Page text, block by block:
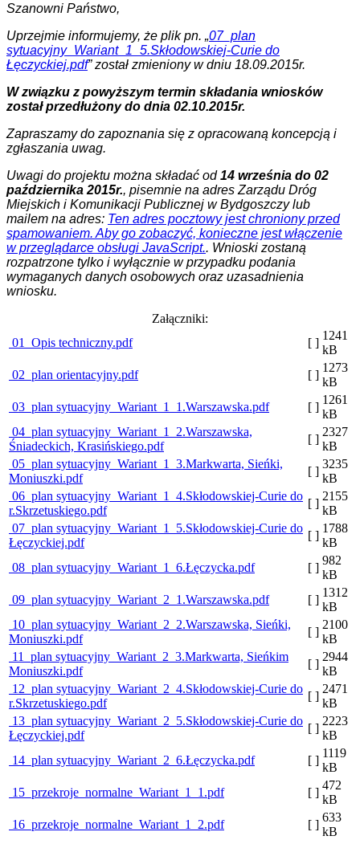
Szanowni Państwo,
Uprzejmie informujemy, że plik pn. „07_plan
sytuacyjny_Wariant_1_5.Skłodowskiej-Curie do
Łęczyckiej.pdf” został zmieniony w dniu 18.09.2015r.
W związku z powyższym termin składania wniosków
został przedłużony do dnia 02.10.2015r.
Zapraszamy do zapoznania się z opracowaną koncepcją i
zgłaszania uwag.
Uwagi do projektu można składać od14 września do 02
października 2015r., pisemnie na adres Zarządu Dróg
Miejskich i Komunikacji Publicznej w Bydgoszczy lub
mailem na adres: Ten adres pocztowy jest chroniony przed
spamowaniem. Aby go zobaczyć, konieczne jest włączenie
w przeglądarce obsługi JavaScript.. Wnioski zostaną
rozpatrzone tylko i wyłącznie w przypadku podania
wymaganych danych osobowych oraz uzasadnienia
wniosku.
Załączniki:
01_Opis techniczny.pdf
[ ]
1241
kB
02_plan orientacyjny.pdf
[ ]
1273
kB
03_plan sytuacyjny_Wariant_1_1.Warszawska.pdf
[ ]
1261
kB
04_plan sytuacyjny_Wariant_1_2.Warszawska,
Śniadeckich, Krasińskiego.pdf
[ ]
2327
kB
05_plan sytuacyjny_Wariant_1_3.Markwarta, Sieńki,
Moniuszki.pdf
[ ]
3235
kB
06_plan sytuacyjny_Wariant_1_4.Skłodowskiej-Curie do
r.Skrzetuskiego.pdf
[ ]
2155
kB
07_plan sytuacyjny_Wariant_1_5.Skłodowskiej-Curie do
Łęczyckiej.pdf
[ ]
1788
kB
08_plan sytuacyjny_Wariant_1_6.Łęczycka.pdf
[ ]
982
kB
09_plan sytuacyjny_Wariant_2_1.Warszawska.pdf
[ ]
1312
kB
10_plan sytuacyjny_Wariant_2_2.Warszawska, Sieńki,
Moniuszki.pdf
[ ]
2100
kB
11_plan sytuacyjny_Wariant_2_3.Markwarta, Sieńkim
Moniuszki.pdf
[ ]
2944
kB
12_plan sytuacyjny_Wariant_2_4.Skłodowskiej-Curie do
r.Skrzetuskiego.pdf
[ ]
2471
kB
13_plan sytuacyjny_Wariant_2_5.Skłodowskiej-Curie do
Łęczyckiej.pdf
[ ]
2223
kB
14_plan sytuacyjny_Wariant_2_6.Łęczycka.pdf
[ ]
1119
kB
15_przekroje_normalne_Wariant_1_1.pdf
[ ]
472
kB
16_przekroje_normalne_Wariant_1_2.pdf
[ ]
633
kB